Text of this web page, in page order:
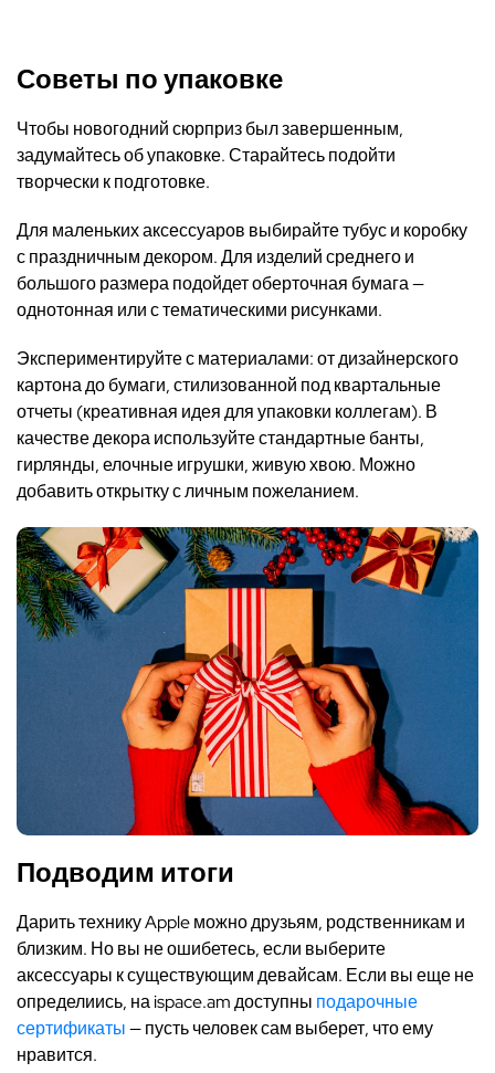
Советы по упаковке
Чтобы новогодний сюрприз был завершенным,
задумайтесь об упаковке. Старайтесь подойти
творчески к подготовке.
Для маленьких аксессуаров выбирайте тубус и коробку
с праздничным декором. Для изделий среднего и
большого размера подойдет оберточная бумага —
однотонная или с тематическими рисунками.
Экспериментируйте с материалами: от дизайнерского
картона до бумаги, стилизованной под квартальные
отчеты (креативная идея для упаковки коллегам). В
качестве декора используйте стандартные банты,
гирлянды, елочные игрушки, живую хвою. Можно
добавить открытку с личным пожеланием.
Подводим итоги
Дарить технику Apple можно друзьям, родственникам и
близким. Но вы не ошибетесь, если выберите
аксессуары к существующим девайсам. Если вы еще не
определиись, на ispace.am доступны подарочные
сертификаты— пусть человек сам выберет, что ему
нравится.